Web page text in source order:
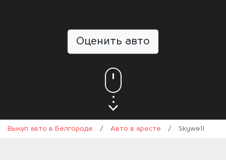
Оценить авто
Выкуп авто в Белгороде / Авто в аресте / Skywell